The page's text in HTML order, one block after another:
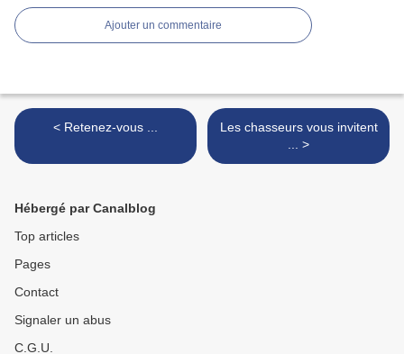
Ajouter un commentaire
< Retenez-vous ...
Les chasseurs vous invitent
... >
Hébergé par Canalblog
Top articles
Pages
Contact
Signaler un abus
C.G.U.